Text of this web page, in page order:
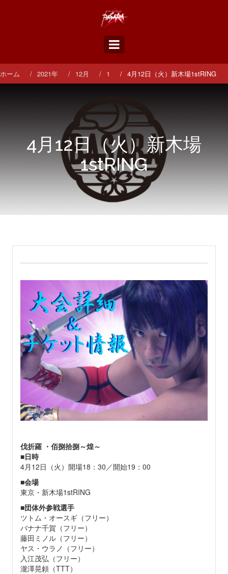
ス
キ
ッ
ホーム 2021年 12月 1 4月12日（火）新木場1stRING
4月12日（火）新木場
1stRING
伐折羅 ・佰捌拾捌～煌～
■日時
4月12日（火）開場18：30／開始19：00
■会場
東京・新木場1stRING
■団体外参戦選手
ツトム・オースギ（フリー）
バナナ千賀（フリー）
藤田ミノル（フリー）
ヤス・ウラノ（フリー）
入江茂弘（フリー）
瀧澤晃頼（TTT）